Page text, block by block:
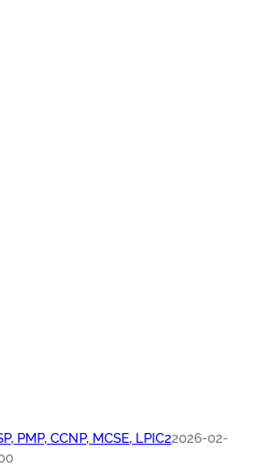
PMP, CCNP, MCSE, LPIC22026-02-